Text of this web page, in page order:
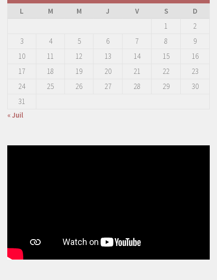
L
M M J V S
D
1
2
3
4 5 6 7 8
9
10
11 12 13 14 15
16
17
18 19 20 21 22
23
24
25 26 27 28 29
30
31
« Juil